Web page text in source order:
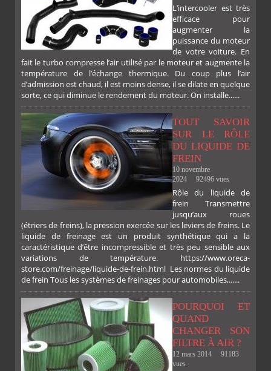
L’intercooler est très
efficace pour
augmenter la
puissance du moteur
de votre voiture. En
fait le turbo compresse l’air utilisé par le moteur et augmente la
température de l’échange thermique. Du coup plus l’air
d’admission est chaud, il est moins dense, il se dilate en quelque
sorte, ce qui diminue le rendement du moteur. On installe......
TOUT SAVOIR
SUR LE RÔLE
DU LIQUIDE DE
FREIN
10 novembre
2024
92496 vues
Rôle du liquide de
frein Transmettre
jusqu’aux roues
(étriers de freins), la pression exercée sur les leviers de freins. Le
liquide de freinage est un produit synthétique qui a la
caractéristique d’être incompressible et très peu sensible aux
variations de température. https://www.oreca-
store.com/freinage/liquide-de-frein.html Les normes du liquide
de frein Tous les systèmes de freinages pour automobiles,......
POURQUOI ET
QUAND
CHANGER SON
FILTRE À AIR ?
12 mars 2014
91183
vues